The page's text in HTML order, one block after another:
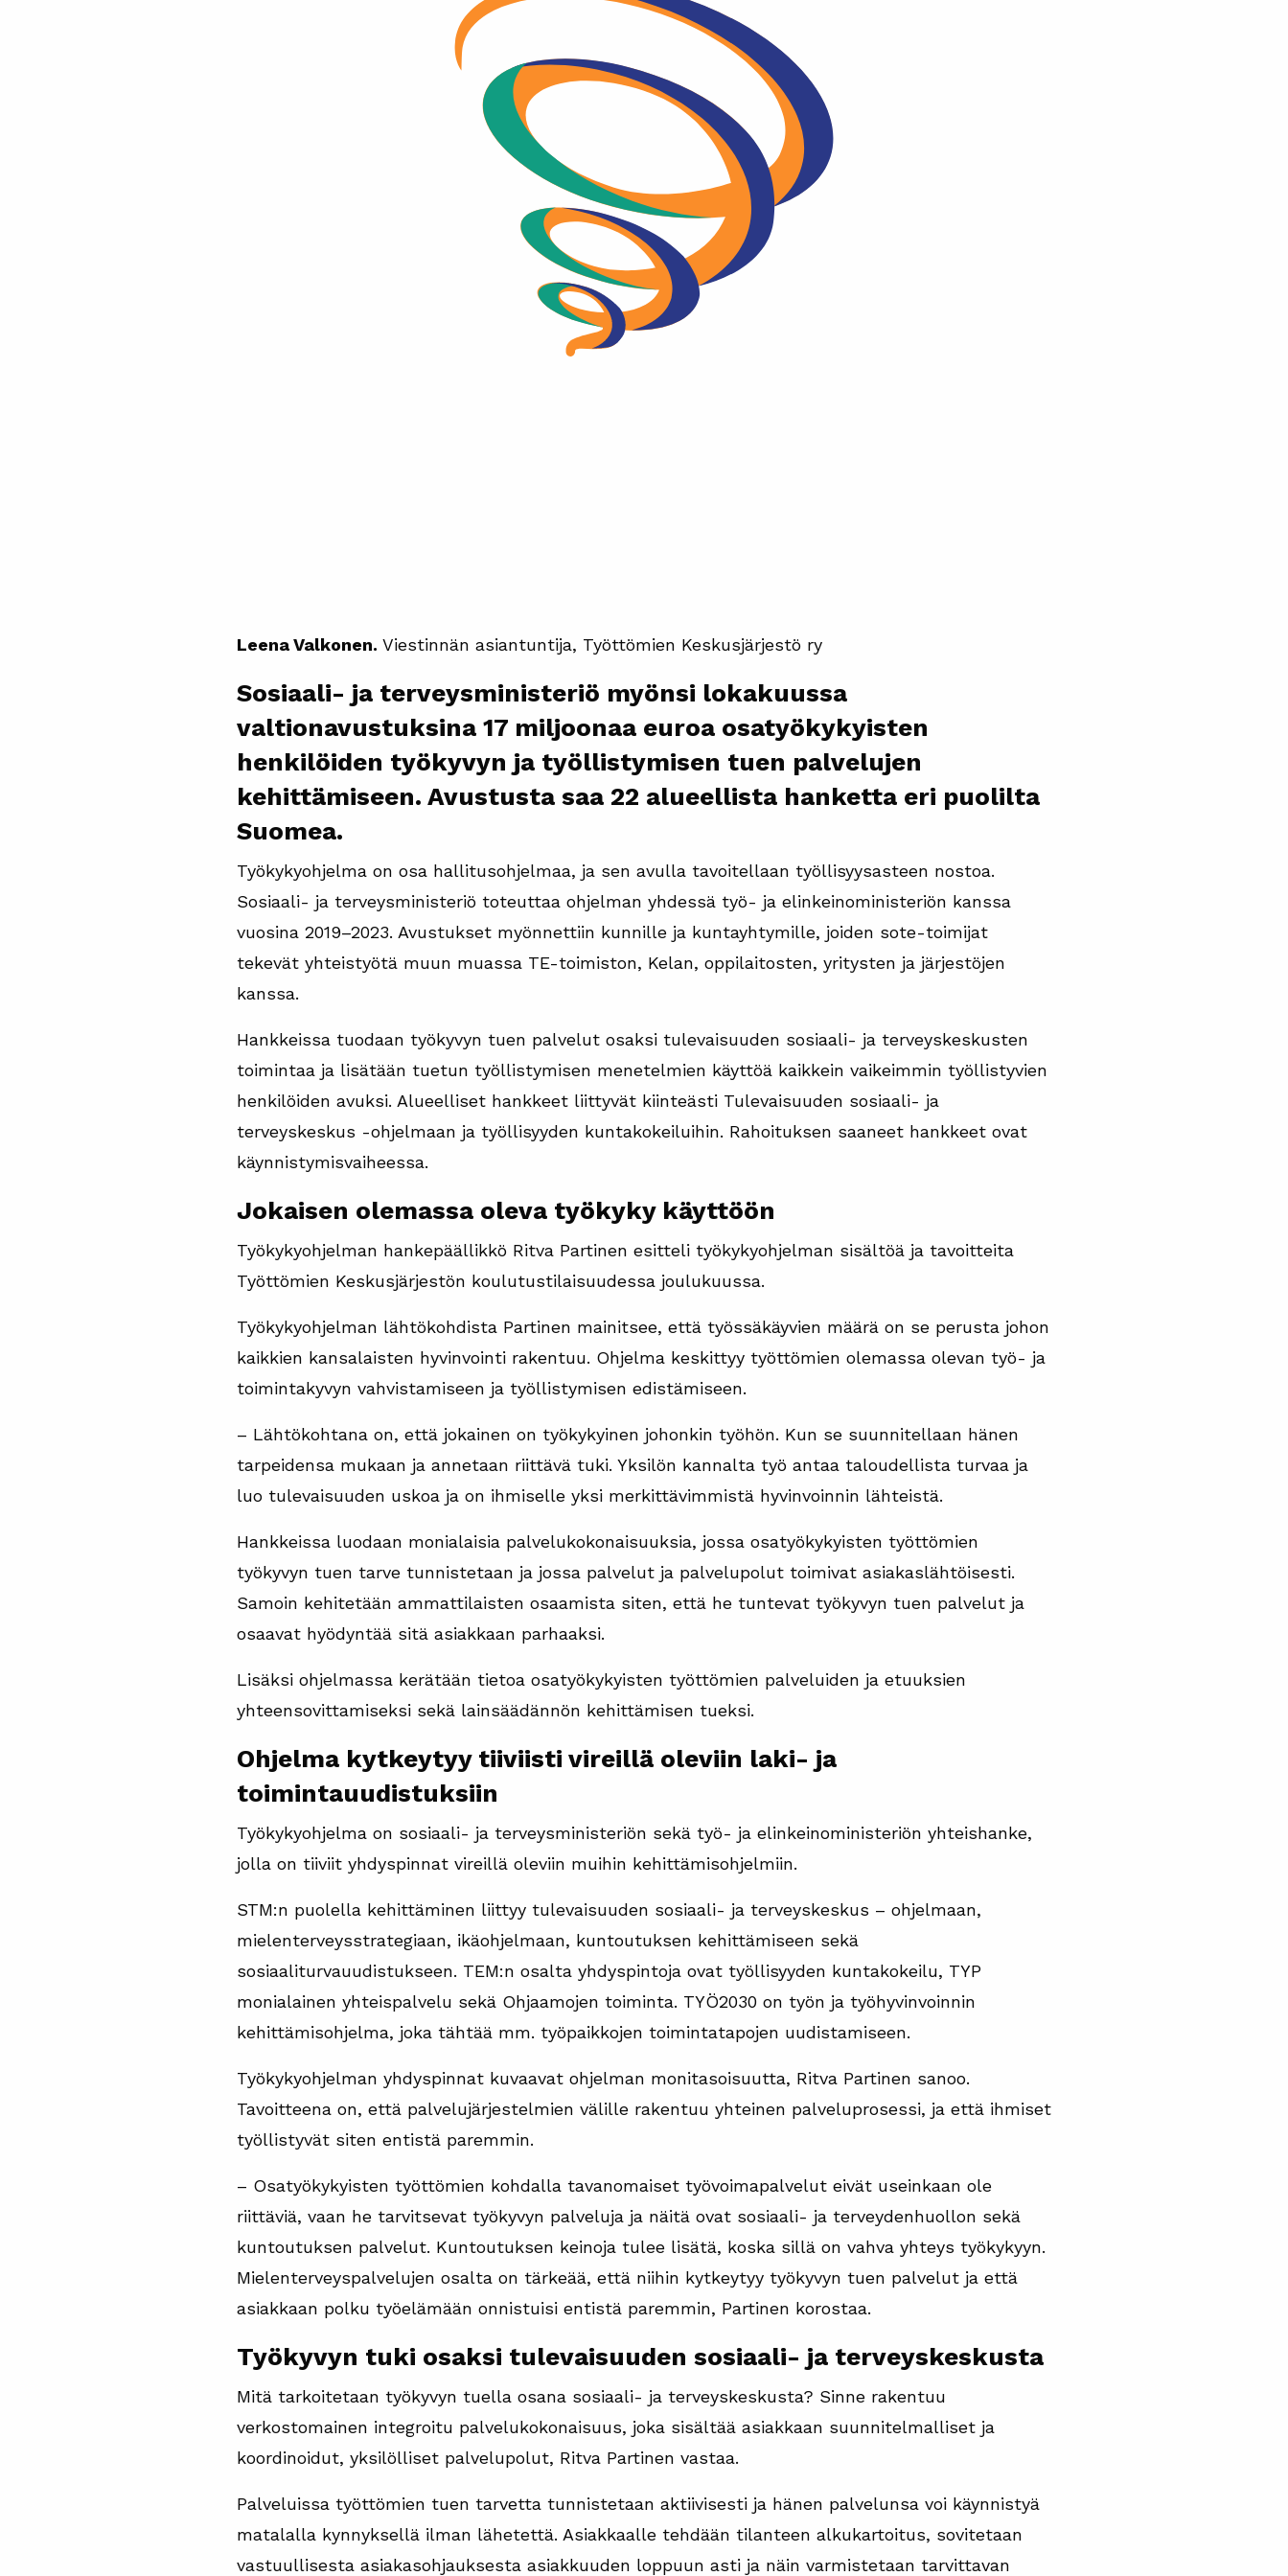
Leena Valkonen. Viestinnän asiantuntija, Työttömien Keskusjärjestö ry
Sosiaali- ja terveysministeriö myönsi lokakuussa
valtionavustuksina 17 miljoonaa euroa osatyökykyisten
henkilöiden työkyvyn ja työllistymisen tuen palvelujen
kehittämiseen. Avustusta saa 22 alueellista hanketta eri puolilta
Suomea.
Työkykyohjelma on osa hallitusohjelmaa, ja sen avulla tavoitellaan työllisyysasteen nostoa.
Sosiaali- ja terveysministeriö toteuttaa ohjelman yhdessä työ- ja elinkeinoministeriön kanssa
vuosina 2019–2023. Avustukset myönnettiin kunnille ja kuntayhtymille, joiden sote-toimijat
tekevät yhteistyötä muun muassa TE-toimiston, Kelan, oppilaitosten, yritysten ja järjestöjen
kanssa.
Hankkeissa tuodaan työkyvyn tuen palvelut osaksi tulevaisuuden sosiaali- ja terveyskeskusten
toimintaa ja lisätään tuetun työllistymisen menetelmien käyttöä kaikkein vaikeimmin työllistyvien
henkilöiden avuksi. Alueelliset hankkeet liittyvät kiinteästi Tulevaisuuden sosiaali- ja
terveyskeskus -ohjelmaan ja työllisyyden kuntakokeiluihin. Rahoituksen saaneet hankkeet ovat
käynnistymisvaiheessa.
Jokaisen olemassa oleva työkyky käyttöön
Työkykyohjelman hankepäällikkö Ritva Partinen esitteli työkykyohjelman sisältöä ja tavoitteita
Työttömien Keskusjärjestön koulutustilaisuudessa joulukuussa.
Työkykyohjelman lähtökohdista Partinen mainitsee, että työssäkäyvien määrä on se perusta johon
kaikkien kansalaisten hyvinvointi rakentuu. Ohjelma keskittyy työttömien olemassa olevan työ- ja
toimintakyvyn vahvistamiseen ja työllistymisen edistämiseen.
– Lähtökohtana on, että jokainen on työkykyinen johonkin työhön. Kun se suunnitellaan hänen
tarpeidensa mukaan ja annetaan riittävä tuki. Yksilön kannalta työ antaa taloudellista turvaa ja
luo tulevaisuuden uskoa ja on ihmiselle yksi merkittävimmistä hyvinvoinnin lähteistä.
Hankkeissa luodaan monialaisia palvelukokonaisuuksia, jossa osatyökykyisten työttömien
työkyvyn tuen tarve tunnistetaan ja jossa palvelut ja palvelupolut toimivat asiakaslähtöisesti.
Samoin kehitetään ammattilaisten osaamista siten, että he tuntevat työkyvyn tuen palvelut ja
osaavat hyödyntää sitä asiakkaan parhaaksi.
Lisäksi ohjelmassa kerätään tietoa osatyökykyisten työttömien palveluiden ja etuuksien
yhteensovittamiseksi sekä lainsäädännön kehittämisen tueksi.
Ohjelma kytkeytyy tiiviisti vireillä oleviin laki- ja
toimintauudistuksiin
Työkykyohjelma on sosiaali- ja terveysministeriön sekä työ- ja elinkeinoministeriön yhteishanke,
jolla on tiiviit yhdyspinnat vireillä oleviin muihin kehittämisohjelmiin.
STM:n puolella kehittäminen liittyy tulevaisuuden sosiaali- ja terveyskeskus – ohjelmaan,
mielenterveysstrategiaan, ikäohjelmaan, kuntoutuksen kehittämiseen sekä
sosiaaliturvauudistukseen. TEM:n osalta yhdyspintoja ovat työllisyyden kuntakokeilu, TYP
monialainen yhteispalvelu sekä Ohjaamojen toiminta. TYÖ2030 on työn ja työhyvinvoinnin
kehittämisohjelma, joka tähtää mm. työpaikkojen toimintatapojen uudistamiseen.
Työkykyohjelman yhdyspinnat kuvaavat ohjelman monitasoisuutta, Ritva Partinen sanoo.
Tavoitteena on, että palvelujärjestelmien välille rakentuu yhteinen palveluprosessi, ja että ihmiset
työllistyvät siten entistä paremmin.
– Osatyökykyisten työttömien kohdalla tavanomaiset työvoimapalvelut eivät useinkaan ole
riittäviä, vaan he tarvitsevat työkyvyn palveluja ja näitä ovat sosiaali- ja terveydenhuollon sekä
kuntoutuksen palvelut. Kuntoutuksen keinoja tulee lisätä, koska sillä on vahva yhteys työkykyyn.
Mielenterveyspalvelujen osalta on tärkeää, että niihin kytkeytyy työkyvyn tuen palvelut ja että
asiakkaan polku työelämään onnistuisi entistä paremmin, Partinen korostaa.
Työkyvyn tuki osaksi tulevaisuuden sosiaali- ja terveyskeskusta
Mitä tarkoitetaan työkyvyn tuella osana sosiaali- ja terveyskeskusta? Sinne rakentuu
verkostomainen integroitu palvelukokonaisuus, joka sisältää asiakkaan suunnitelmalliset ja
koordinoidut, yksilölliset palvelupolut, Ritva Partinen vastaa.
Palveluissa työttömien tuen tarvetta tunnistetaan aktiivisesti ja hänen palvelunsa voi käynnistyä
matalalla kynnyksellä ilman lähetettä. Asiakkaalle tehdään tilanteen alkukartoitus, sovitetaan
vastuullisesta asiakasohjauksesta asiakkuuden loppuun asti ja näin varmistetaan tarvittavan